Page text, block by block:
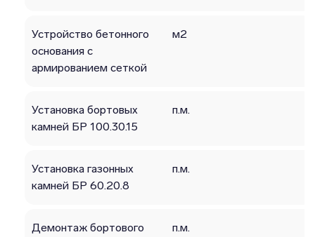
Устройство бетонного
основания с
армированием сеткой
м2
Установка бортовых
камней БР 100.30.15
п.м.
Установка газонных
камней БР 60.20.8
п.м.
Демонтаж бортового
п.м.